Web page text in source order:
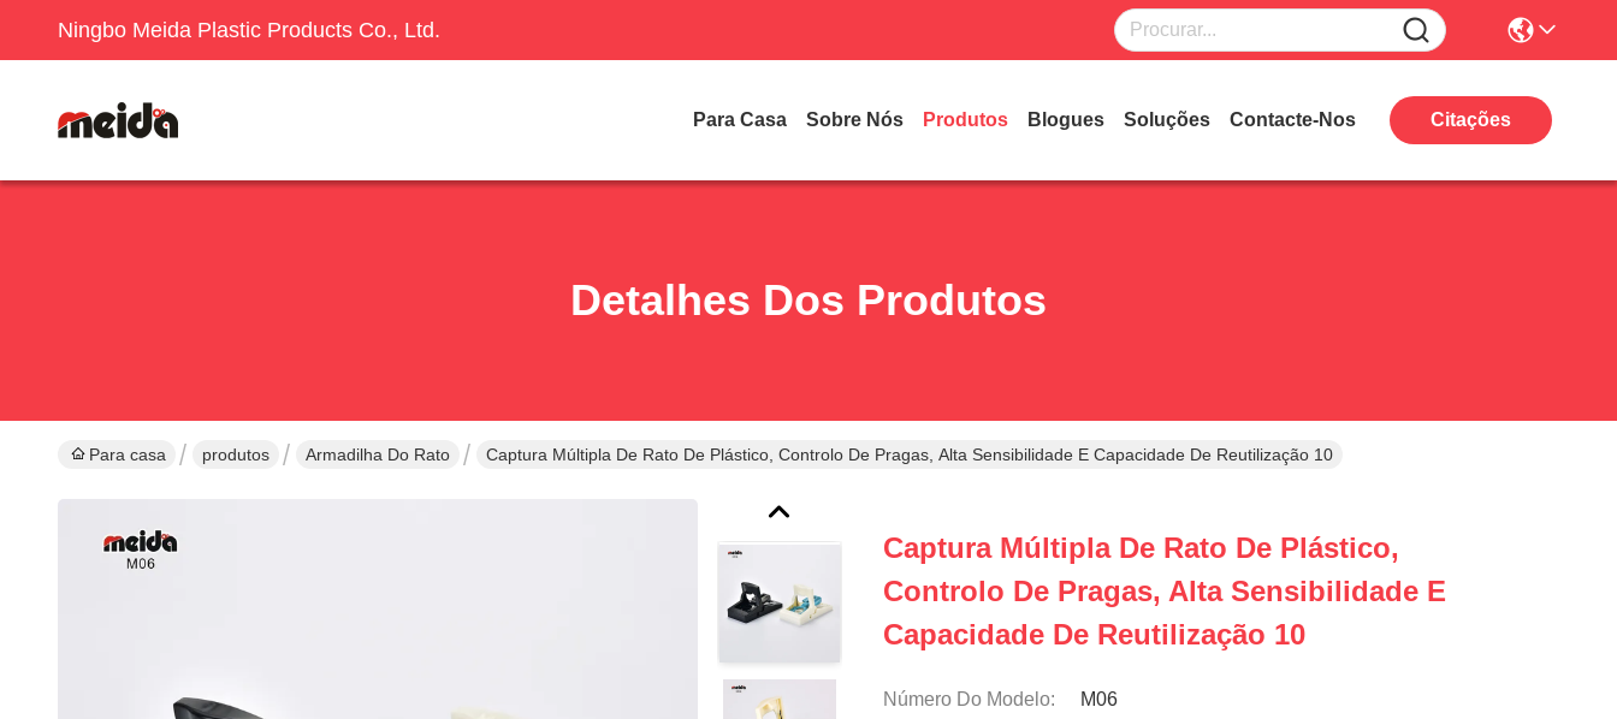
Ningbo Meida Plastic Products Co., Ltd.
Para Casa Sobre Nós Produtos Blogues Soluções Contacte-Nos Citações
Detalhes Dos Produtos
Para casa produtos Armadilha Do Rato Captura Múltipla De Rato De Plástico, Controlo De Pragas, Alta Sensibilidade E Capacidade De Reutilização 10
Captura Múltipla De Rato De Plástico,
Controlo De Pragas, Alta Sensibilidade E
Capacidade De Reutilização 10
Número Do Modelo: M06